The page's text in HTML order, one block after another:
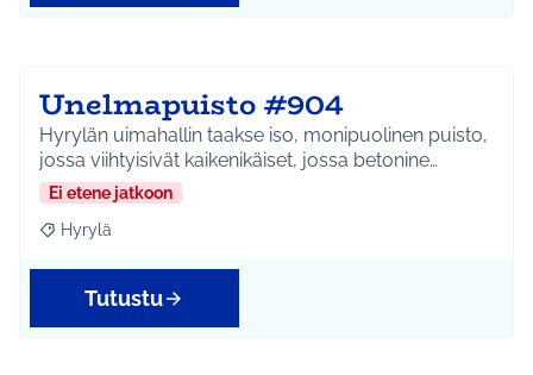
Unelmapuisto #904
Hyrylän uimahallin taakse iso, monipuolinen puisto,
jossa viihtyisivät kaikenikäiset, jossa betonine…
Ei etene jatkoon
Rajaa tulokset aihepiirin mukaan: Hyrylä
Hyrylä
Tutustu